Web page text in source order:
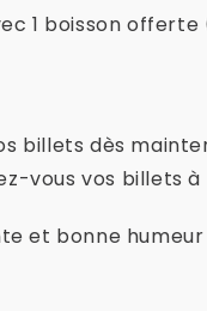
1 boisson
billets dès
vous vos billets
et bonne